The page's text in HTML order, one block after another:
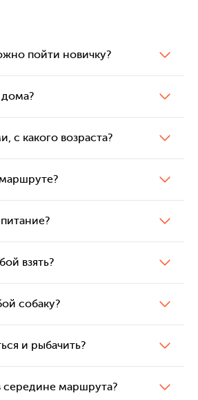
пойти новичку?
дома?
с какого возраста?
взять?
собаку?
и рыбачить?
маршрута?